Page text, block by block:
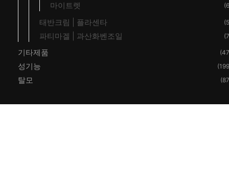
마이트렛
태반크림 | 플라센타
파티마겔 | 과산화벤조일
기타제품
성기능
탈모